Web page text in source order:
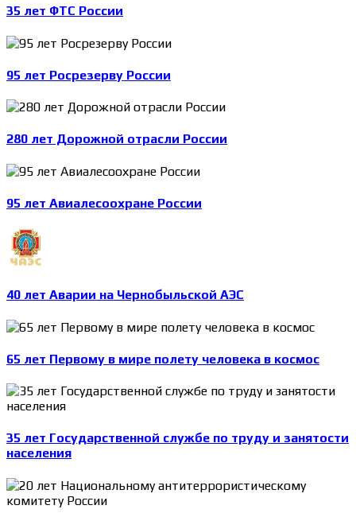
35 лет ФТС России
95 лет Росрезерву России
280 лет Дорожной отрасли России
95 лет Авиалесоохране России
40 лет Аварии на Чернобыльской АЭС
65 лет Первому в мире полету человека в космос
35 лет Государственной службе по труду и занятости
населения